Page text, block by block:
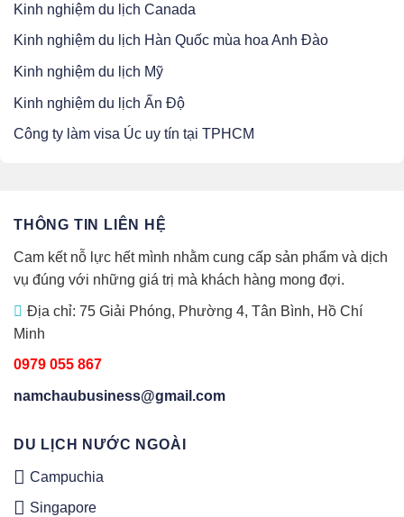
Kinh nghiệm du lịch Canada
Kinh nghiệm du lịch Hàn Quốc mùa hoa Anh Đào
Kinh nghiệm du lịch Mỹ
Kinh nghiệm du lịch Ấn Độ
Công ty làm visa Úc uy tín tại TPHCM
THÔNG TIN LIÊN HỆ
Cam kết nỗ lực hết mình nhằm cung cấp sản phẩm và dịch
vụ đúng với những giá trị mà khách hàng mong đợi.
Địa chỉ: 75 Giải Phóng, Phường 4, Tân Bình, Hồ Chí
Minh
0979 055 867
namchaubusiness@gmail.com
DU LỊCH NƯỚC NGOÀI
Campuchia
Singapore